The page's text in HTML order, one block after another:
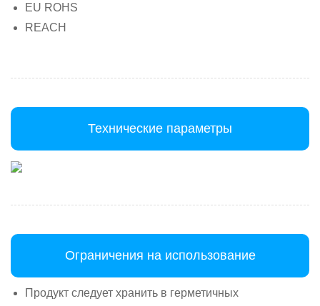
EU ROHS
REACH
Технические параметры
Ограничения на использование
Продукт следует хранить в герметичных